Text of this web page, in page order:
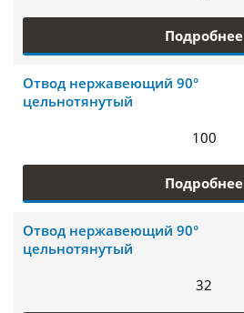
Подробнее
Отвод нержавеющий 90°
цельнотянутый
100
Подробнее
Отвод нержавеющий 90°
цельнотянутый
32